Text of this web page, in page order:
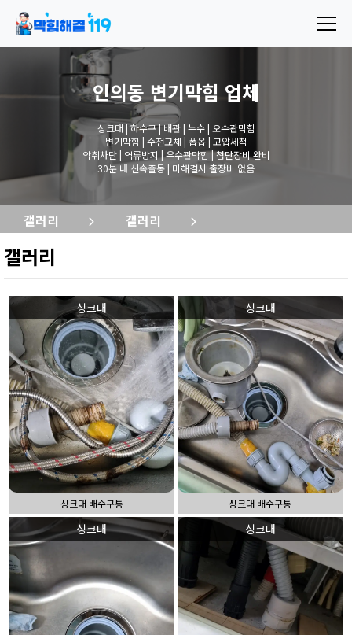
인의동 변기막힘 업체
싱크대 | 하수구 | 배관 | 누수 | 오수관막힘
변기막힘 | 수전교체 | 폽옵 | 고압세척
악취차단 | 역류방지 | 우수관막힘 | 첨단장비 완비
30분 내 신속출동 | 미해결시 출장비 없음
갤러리 갤러리
갤러리
싱크대
싱크대 배수구통
싱크대
싱크대 배수구통
싱크대 싱크대